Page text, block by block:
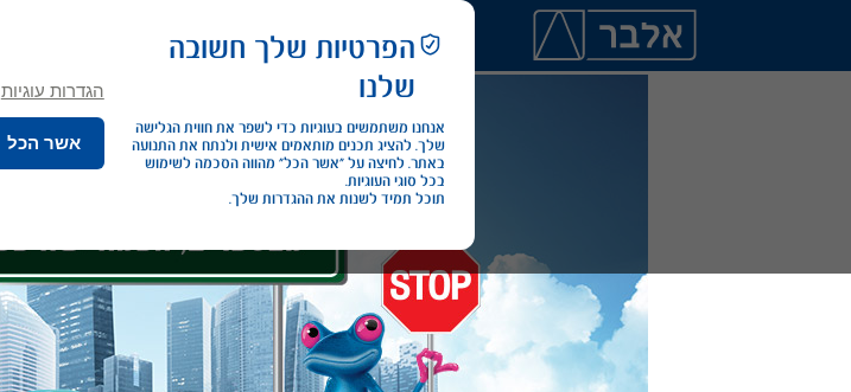
הפרטיות שלך חשובה
שלנו
בכל סוגי העוגיות.
תוכל תמיד לשנות את ההגדרות שלך.
הגדרות עוגיות
אשר הכל
מכירת רכב ליסינג פרטי ליסינג תפעולי